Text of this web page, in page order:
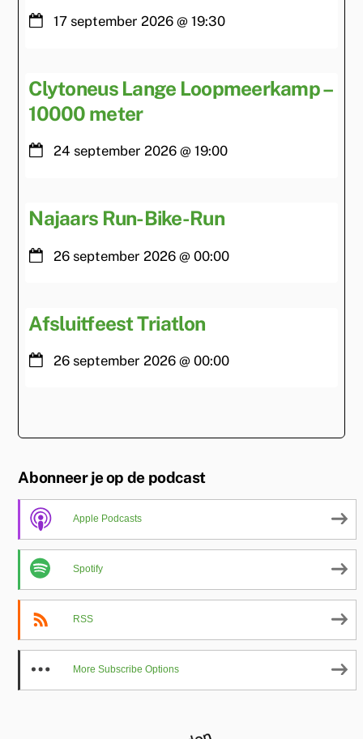
17 september 2026 @ 19:30
Clytoneus Lange Loopmeerkamp –
10000 meter
24 september 2026 @ 19:00
Najaars Run-Bike-Run
26 september 2026 @ 00:00
Afsluitfeest Triatlon
26 september 2026 @ 00:00
Abonneer je op de podcast
Apple Podcasts
Spotify
RSS
More Subscribe Options